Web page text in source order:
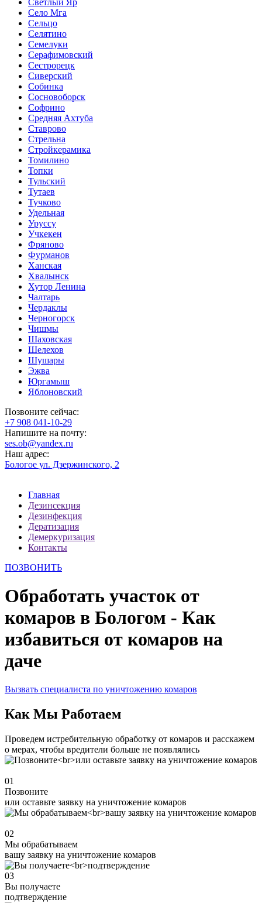
Село Мга
Сельцо
Селятино
Семелуки
Серафимовский
Сестрорецк
Сиверский
Собинка
Сосновоборск
Софрино
Средняя Ахтуба
Ставрово
Стрельна
Стройкерамика
Томилино
Топки
Тульский
Тутаев
Тучково
Удельная
Уруссу
Учкекен
Фряново
Фурманов
Ханская
Хвалынск
Хутор Ленина
Чалтарь
Чердаклы
Черногорск
Чишмы
Шаховская
Шелехов
Шушары
Эжва
Юргамыш
Яблоновский
Позвоните сейчас:
‪+7 908 041-10-29
Напишите на почту:
ses.ob@yandex.ru
Наш адрес:
Бологое ул. Дзержинского, 2
Главная
Дезинсекция
Дезинфекция
Дератизация
Демеркуризация
Контакты
ПОЗВОНИТЬ
Обработать участок от
комаров в Бологом - Как
избавиться от комаров на
даче
Вызвать специалиста по уничтожению комаров
Как Мы Работаем
Проведем истребительную обработку от комаров и расскажем
о мерах, чтобы вредители больше не появлялись
01
Позвоните
или оставьте заявку на уничтожение комаров
02
Мы обрабатываем
вашу заявку на уничтожение комаров
03
Вы получаете
подтверждение